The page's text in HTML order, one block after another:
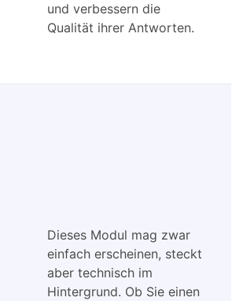
und verbessern die
Qualität ihrer Antworten.
Dieses Modul mag zwar
einfach erscheinen, steckt
aber technisch im
Hintergrund. Ob Sie einen